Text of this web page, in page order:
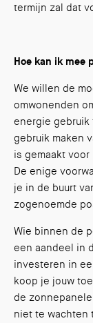
termijn zal dat
Hoe kan ik mee
We willen de
omwonenden
energie gebruik
gebruik maken
is gemaakt
De enige
je in de buurt
zogenoemde
Wie binnen de
een aandeel in
investeren in
koop je jouw
de
niet te wachten